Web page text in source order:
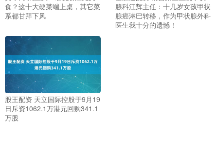
食？这十大硬菜端上桌，其它菜
系都甘拜下风
腺科江辉主任：十几岁女孩甲状
腺癌淋巴转移，作为甲状腺外科
医生我十分的遗憾！
股王配资 天立国际控股于9月19
日斥资1062.1万港元回购341.1
万股